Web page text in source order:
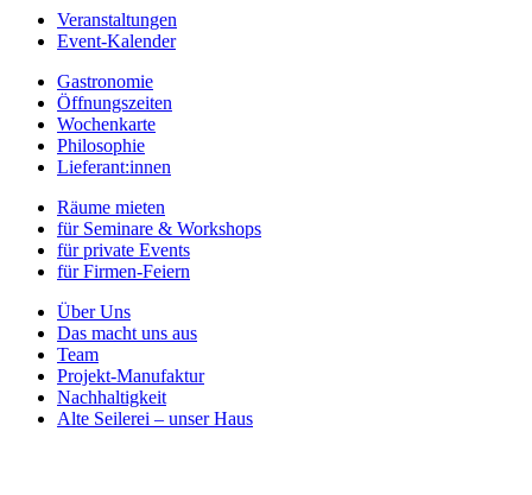
Veranstaltungen
Event-Kalender
Gastronomie
Öffnungszeiten
Wochenkarte
Philosophie
Lieferant:innen
Räume mieten
für Seminare & Workshops
für private Events
für Firmen-Feiern
Über Uns
Das macht uns aus
Team
Projekt-Manufaktur
Nachhaltigkeit
Alte Seilerei – unser Haus